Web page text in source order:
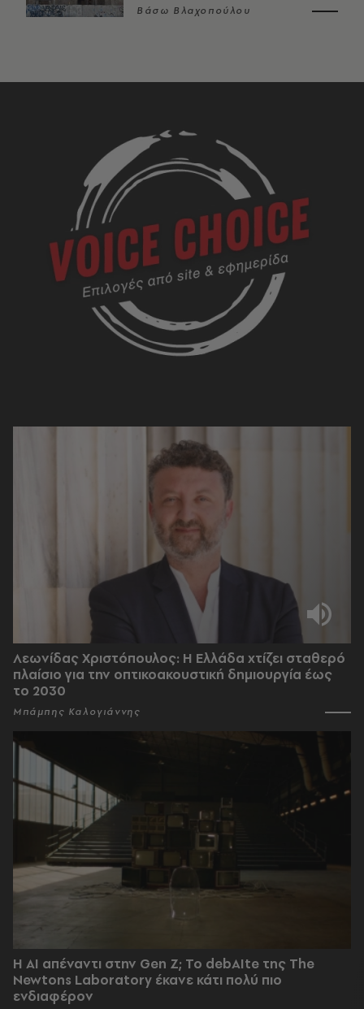
Βάσω Βλαχοπούλου
Λεωνίδας Χριστόπουλος: Η Ελλάδα χτίζει σταθερό
πλαίσιο για την οπτικοακουστική δημιουργία έως
το 2030
Μπάμπης Καλογιάννης
Η AI απέναντι στην Gen Z; Το debAIte της The
Newtons Laboratory έκανε κάτι πολύ πιο
ενδιαφέρον